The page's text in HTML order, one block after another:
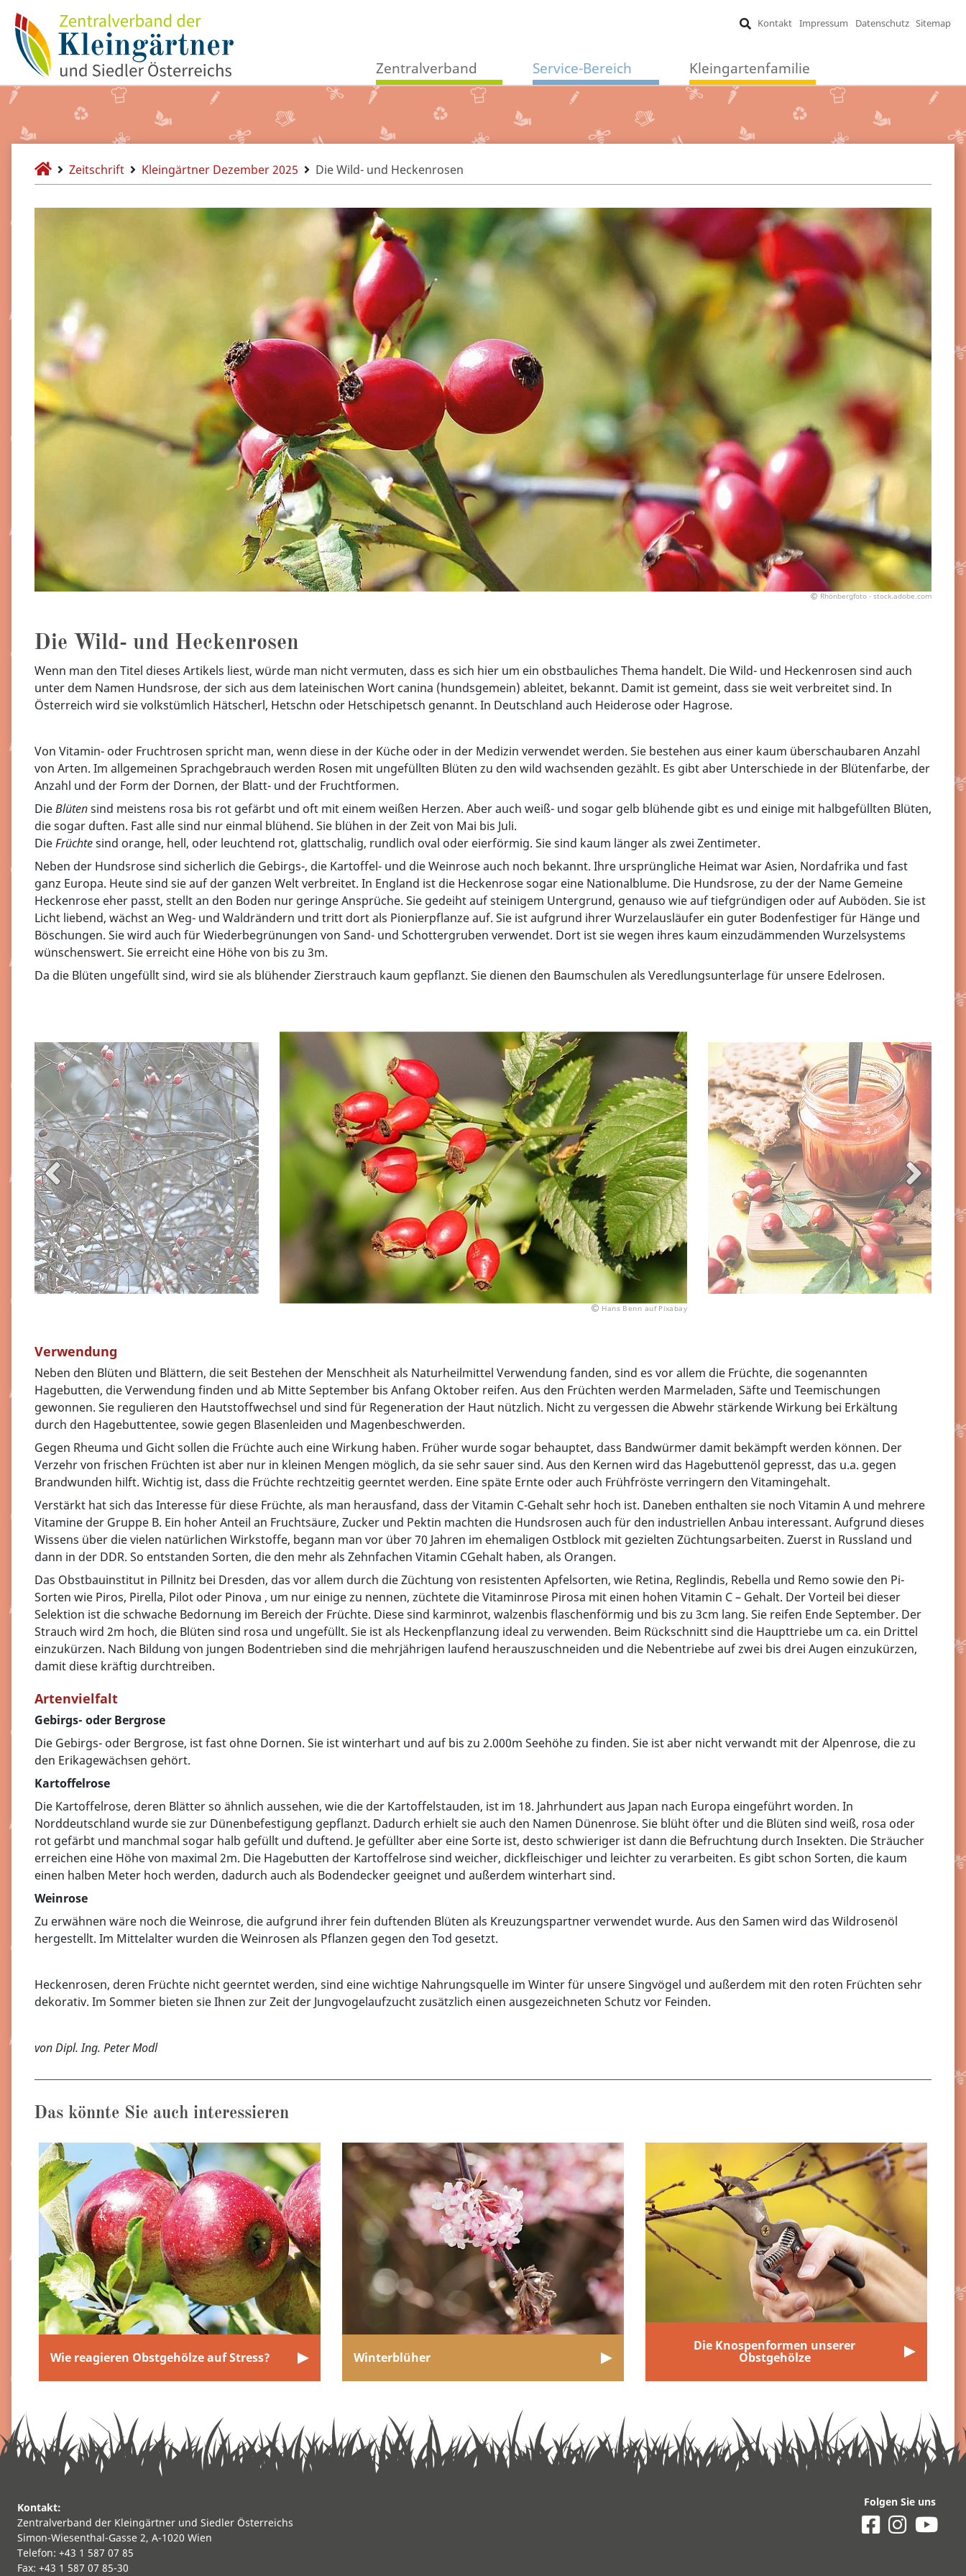
Zentralverband Service-Bereich Kleingartenfamilie
Kontakt Impressum Datenschutz Sitemap
Zeitschrift Kleingärtner Dezember 2025 Die Wild- und Heckenrosen
Rhönbergfoto - stock.adobe.com
Die Wild- und Heckenrosen
Wenn man den Titel dieses Artikels liest, würde man nicht vermuten, dass es sich hier um ein obstbauliches Thema handelt. Die Wild- und Heckenrosen sind auch
unter dem Namen Hundsrose, der sich aus dem lateinischen Wort canina (hundsgemein) ableitet, bekannt. Damit ist gemeint, dass sie weit verbreitet sind. In
Österreich wird sie volkstümlich Hätscherl, Hetschn oder Hetschipetsch genannt. In Deutschland auch Heiderose oder Hagrose.
Von Vitamin- oder Fruchtrosen spricht man, wenn diese in der Küche oder in der Medizin verwendet werden. Sie bestehen aus einer kaum überschaubaren Anzahl
von Arten. Im allgemeinen Sprachgebrauch werden Rosen mit ungefüllten Blüten zu den wild wachsenden gezählt. Es gibt aber Unterschiede in der Blütenfarbe, der
Anzahl und der Form der Dornen, der Blatt- und der Fruchtformen.
DieBlütensind meistens rosa bis rot gefärbt und oft mit einem weißen Herzen. Aber auch weiß- und sogar gelb blühende gibt es und einige mit halbgefüllten Blüten,
die sogar duften. Fast alle sind nur einmal blühend. Sie blühen in der Zeit von Mai bis Juli.
DieFrüchtesind orange, hell, oder leuchtend rot, glattschalig, rundlich oval oder eierförmig. Sie sind kaum länger als zwei Zentimeter.
Neben der Hundsrose sind sicherlich die Gebirgs-, die Kartoffel- und die Weinrose auch noch bekannt. Ihre ursprüngliche Heimat war Asien, Nordafrika und fast
ganz Europa. Heute sind sie auf der ganzen Welt verbreitet. In England ist die Heckenrose sogar eine Nationalblume. Die Hundsrose, zu der der Name Gemeine
Heckenrose eher passt, stellt an den Boden nur geringe Ansprüche. Sie gedeiht auf steinigem Untergrund, genauso wie auf tiefgründigen oder auf Auböden. Sie ist
Licht liebend, wächst an Weg- und Waldrändern und tritt dort als Pionierpflanze auf. Sie ist aufgrund ihrer Wurzelausläufer ein guter Bodenfestiger für Hänge und
Böschungen. Sie wird auch für Wiederbegrünungen von Sand- und Schottergruben verwendet. Dort ist sie wegen ihres kaum einzudämmenden Wurzelsystems
wünschenswert. Sie erreicht eine Höhe von bis zu 3m.
Da die Blüten ungefüllt sind, wird sie als blühender Zierstrauch kaum gepflanzt. Sie dienen den Baumschulen als Veredlungsunterlage für unsere Edelrosen.
Hans Benn auf Pixabay
Verwendung
Neben den Blüten und Blättern, die seit Bestehen der Menschheit als Naturheilmittel Verwendung fanden, sind es vor allem die Früchte, die sogenannten
Hagebutten, die Verwendung finden und ab Mitte September bis Anfang Oktober reifen. Aus den Früchten werden Marmeladen, Säfte und Teemischungen
gewonnen. Sie regulieren den Hautstoffwechsel und sind für Regeneration der Haut nützlich. Nicht zu vergessen die Abwehr stärkende Wirkung bei Erkältung
durch den Hagebuttentee, sowie gegen Blasenleiden und Magenbeschwerden.
Gegen Rheuma und Gicht sollen die Früchte auch eine Wirkung haben. Früher wurde sogar behauptet, dass Bandwürmer damit bekämpft werden können. Der
Verzehr von frischen Früchten ist aber nur in kleinen Mengen möglich, da sie sehr sauer sind. Aus den Kernen wird das Hagebuttenöl gepresst, das u.a. gegen
Brandwunden hilft. Wichtig ist, dass die Früchte rechtzeitig geerntet werden. Eine späte Ernte oder auch Frühfröste verringern den Vitamingehalt.
Verstärkt hat sich das Interesse für diese Früchte, als man herausfand, dass der Vitamin C-Gehalt sehr hoch ist. Daneben enthalten sie noch Vitamin A und mehrere
Vitamine der Gruppe B. Ein hoher Anteil an Fruchtsäure, Zucker und Pektin machten die Hundsrosen auch für den industriellen Anbau interessant. Aufgrund dieses
Wissens über die vielen natürlichen Wirkstoffe, begann man vor über 70 Jahren im ehemaligen Ostblock mit gezielten Züchtungsarbeiten. Zuerst in Russland und
dann in der DDR. So entstanden Sorten, die den mehr als Zehnfachen Vitamin CGehalt haben, als Orangen.
Das Obstbauinstitut in Pillnitz bei Dresden, das vor allem durch die Züchtung von resistenten Apfelsorten, wie Retina, Reglindis, Rebella und Remo sowie den Pi-
Sorten wie Piros, Pirella, Pilot oder Pinova , um nur einige zu nennen, züchtete die Vitaminrose Pirosa mit einen hohen Vitamin C – Gehalt. Der Vorteil bei dieser
Selektion ist die schwache Bedornung im Bereich der Früchte. Diese sind karminrot, walzenbis flaschenförmig und bis zu 3cm lang. Sie reifen Ende September. Der
Strauch wird 2m hoch, die Blüten sind rosa und ungefüllt. Sie ist als Heckenpflanzung ideal zu verwenden. Beim Rückschnitt sind die Haupttriebe um ca. ein Drittel
einzukürzen. Nach Bildung von jungen Bodentrieben sind die mehrjährigen laufend herauszuschneiden und die Nebentriebe auf zwei bis drei Augen einzukürzen,
damit diese kräftig durchtreiben.
Artenvielfalt
Gebirgs- oder Bergrose
Die Gebirgs- oder Bergrose, ist fast ohne Dornen. Sie ist winterhart und auf bis zu 2.000m Seehöhe zu finden. Sie ist aber nicht verwandt mit der Alpenrose, die zu
den Erikagewächsen gehört.
Kartoffelrose
Die Kartoffelrose, deren Blätter so ähnlich aussehen, wie die der Kartoffelstauden, ist im 18. Jahrhundert aus Japan nach Europa eingeführt worden. In
Norddeutschland wurde sie zur Dünenbefestigung gepflanzt. Dadurch erhielt sie auch den Namen Dünenrose. Sie blüht öfter und die Blüten sind weiß, rosa oder
rot gefärbt und manchmal sogar halb gefüllt und duftend. Je gefüllter aber eine Sorte ist, desto schwieriger ist dann die Befruchtung durch Insekten. Die Sträucher
erreichen eine Höhe von maximal 2m. Die Hagebutten der Kartoffelrose sind weicher, dickfleischiger und leichter zu verarbeiten. Es gibt schon Sorten, die kaum
einen halben Meter hoch werden, dadurch auch als Bodendecker geeignet und außerdem winterhart sind.
Weinrose
Zu erwähnen wäre noch die Weinrose, die aufgrund ihrer fein duftenden Blüten als Kreuzungspartner verwendet wurde. Aus den Samen wird das Wildrosenöl
hergestellt. Im Mittelalter wurden die Weinrosen als Pflanzen gegen den Tod gesetzt.
Heckenrosen, deren Früchte nicht geerntet werden, sind eine wichtige Nahrungsquelle im Winter für unsere Singvögel und außerdem mit den roten Früchten sehr
dekorativ. Im Sommer bieten sie Ihnen zur Zeit der Jungvogelaufzucht zusätzlich einen ausgezeichneten Schutz vor Feinden.
von Dipl. Ing. Peter Modl
Das könnte Sie auch interessieren
Wie reagieren Obstgehölze auf Stress? Winterblüher
Die Knospenformen unserer
Obstgehölze
Kontakt:
Zentralverband der Kleingärtner und Siedler Österreichs
Simon-Wiesenthal-Gasse 2, A-1020 Wien
Telefon: +43 1 587 07 85
Fax: +43 1 587 07 85-30
Folgen Sie uns